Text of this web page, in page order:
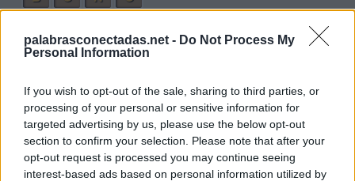
palabrasconectadas.net - Do Not Process My
Personal Information
If you wish to opt-out of the sale, sharing to third parties, or
processing of your personal or sensitive information for
targeted advertising by us, please use the below opt-out
section to confirm your selection. Please note that after your
opt-out request is processed you may continue seeing
interest-based ads based on personal information utilized by
C
O R
O
C
O B R
O
B
R O N C
O
Palabras extra: